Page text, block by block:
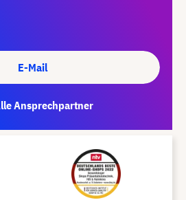
E-Mail
Ansprechpartner